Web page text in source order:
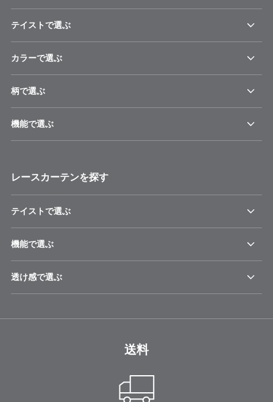
テイストで選ぶ
カラーで選ぶ
柄で選ぶ
機能で選ぶ
レースカーテンを探す
テイストで選ぶ
機能で選ぶ
透け感で選ぶ
送料